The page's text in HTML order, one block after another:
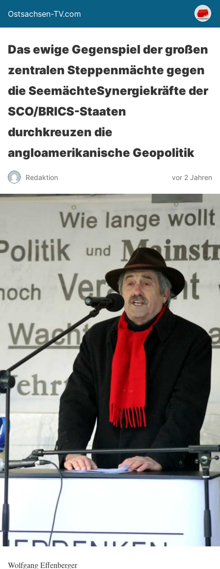
Ostsachsen-TV.com
Das ewige Gegenspiel der großen
zentralen Steppenmächte gegen
die SeemächteSynergiekräfte der
SCO/BRICS-Staaten
durchkreuzen die
angloamerikanische Geopolitik
Redaktion vor 2 Jahren
Wolfgang Effenberger